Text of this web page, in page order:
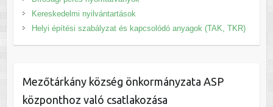
Kereskedelmi nyilvántartások
Helyi építési szabályzat és kapcsolódó anyagok (TAK, TKR)
Mezőtárkány község önkormányzata ASP
központhoz való csatlakozása